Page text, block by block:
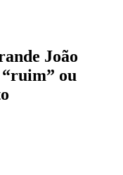
João
ou